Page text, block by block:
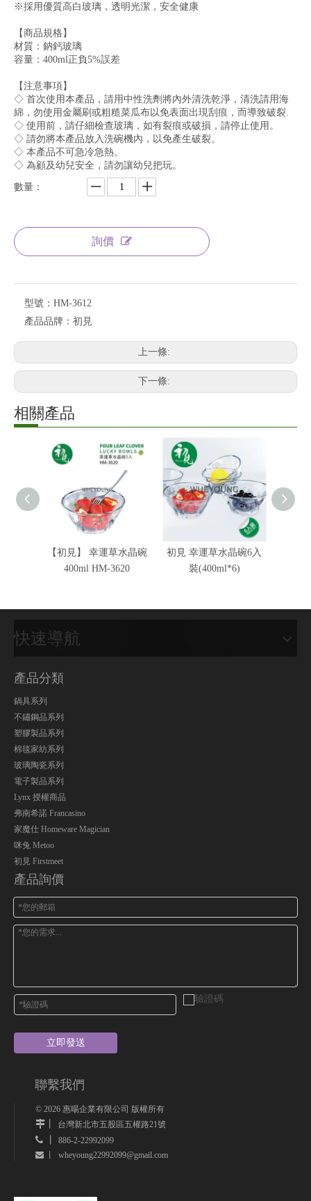
※採用優質高白玻璃，透明光潔，安全健康
【商品規格】
材質：鈉鈣玻璃
容量：400ml正負5%誤差
【注意事項】
◇ 首次使用本產品，請用中性洗劑將內外清洗乾淨，清洗請用海
綿，勿使用金屬刷或粗糙菜瓜布以免表面出現刮痕，而導致破裂.
◇ 使用前，請仔細檢查玻璃，如有裂痕或破損，請停止使用。
◇ 請勿將本產品放入洗碗機內，以免產生破裂。
◇ 本產品不可急冷急熱。
◇ 為顧及幼兒安全，請勿讓幼兒把玩。
數量：
詢價
型號： HM-3612
產品品牌： 初見
上一條:
下一條:
相關產品
【初見】 幸運草水晶碗
400ml HM-3620
初見 幸運草水晶碗6入
裝(400ml*6)
快速導航
產品分類
鍋具系列
不鏽鋼品系列
塑膠製品系列
棉毯家紡系列
玻璃陶瓷系列
電子製品系列
Lynx 授權商品
弗南希諾 Francasino
家魔仕 Homeware Magician
咪兔 Metoo
初見 Firstmeet
產品詢價
立即發送
聯繫我們
© 2026 惠暘企業有限公司 版權所有
丨 台灣新北市五股區五權路21號
 丨 886-2-22992099
 丨 wheyoung22992099@gmail.com